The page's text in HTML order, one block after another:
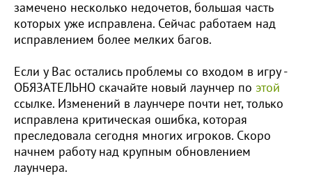
замечено несколько недочетов, большая часть
которых уже исправлена. Сейчас работаем над
исправлением более мелких багов.
Если у Вас остались проблемы со входом в игру -
ОБЯЗАТЕЛЬНО скачайте новый лаунчер по этой
ссылке. Изменений в лаунчере почти нет, только
исправлена критическая ошибка, которая
преследовала сегодня многих игроков. Скоро
начнем работу над крупным обновлением
лаунчера.